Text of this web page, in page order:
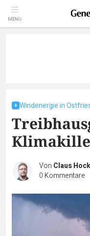
MENÜ
Windenergie in
Von Claus Hock
0 Kommentare